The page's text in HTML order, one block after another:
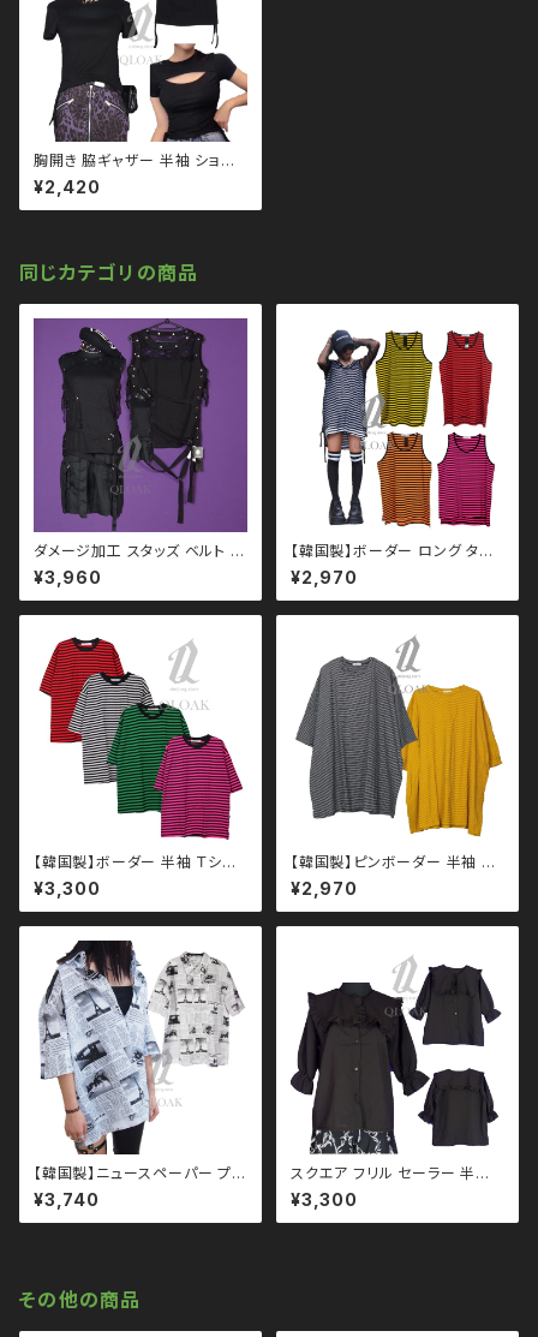
胸開き 脇ギャザー 半袖 ショー
ト トップス qto110065 モノ
トーン ブラックコーデ 黒コーデ
モード 系 ゴス ゴシック ゴスロ
的
¥2,420
同じカテゴリの商品
ダメージ加工 スタッズ ベルト レ
ースアップ タンクトップ qto11
0008 モノトーン ブラックコー
デ 黒コーデ モード 系 ゴス ゴシ
系 韓国ファッション ストリート
系 原宿 個性的 drughoney ド
ラッグハニー drug honey
¥3,960
【韓国製】ボーダー ロング タン
クトップ qto110010 大きい
サイズ ユニセックス ビッグシル
エット オーバーサイズ ドロップ
韓国ファッション ストリート系
原宿 韓国ブランド ninenuts ナ
インナッツ
¥2,970
【韓国製】ボーダー 半袖 Ｔシャ
ツ qto110005 大きいサイズ
ユニセックス ビッグシルエット
オーバーサイズ ドロップショル
ァッション ストリート系 原宿 韓
国ブランド ninenuts ナインナ
ッツ
¥3,300
【韓国製】ピンボーダー 半袖 ビ
ッグTシャツ qto110012 大
きいサイズ ユニセックス ビッグ
シルエット オーバーサイズ ロン
国ファッション ストリート系
¥2,970
【韓国製】ニュースペーパー プリ
ント 半袖 シャツ qto110011
大きいサイズ ユニセックス ビッ
グシルエット オーバーサイズ ロ
ストリート系 原宿 韓国ブランド
¥3,740
スクエア フリル セーラー 半袖
ブラウス qto110005 モノト
ーン ブラックコーデ 黒コーデ モ
ード 系 ゴス ゴシック ゴスロリ
¥3,300
その他の商品